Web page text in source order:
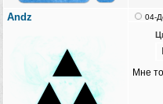
Andz 04-
Мне